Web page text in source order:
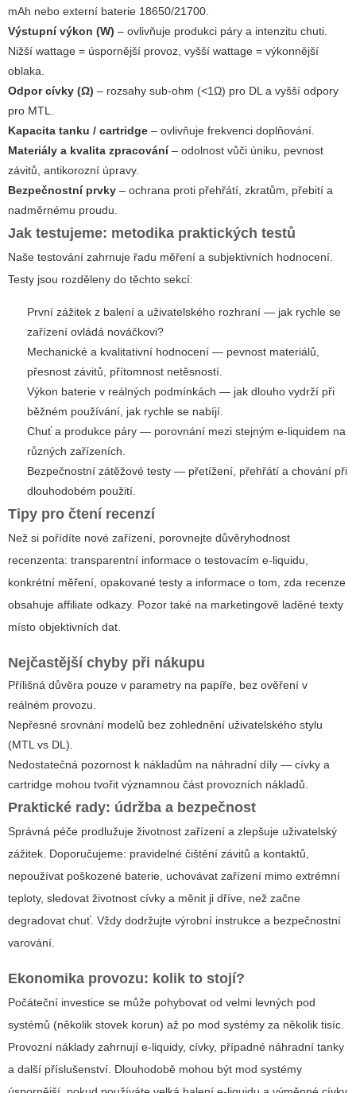
mAh nebo externí baterie 18650/21700.
Výstupní výkon (W) – ovlivňuje produkci páry a intenzitu chuti.
Nižší wattage = úspornější provoz, vyšší wattage = výkonnější
oblaka.
Odpor cívky (Ω) – rozsahy sub-ohm (<1Ω) pro DL a vyšší odpory
pro MTL.
Kapacita tanku / cartridge – ovlivňuje frekvenci doplňování.
Materiály a kvalita zpracování– odolnost vůči úniku, pevnost
závitů, antikorozní úpravy.
Bezpečnostní prvky – ochrana proti přehřátí, zkratům, přebití a
nadměrnému proudu.
Jak testujeme: metodika praktických testů
Naše testování zahrnuje řadu měření a subjektivních hodnocení.
Testy jsou rozděleny do těchto sekcí:
První zážitek z balení a uživatelského rozhraní — jak rychle se
zařízení ovládá nováčkovi?
Mechanické a kvalitativní hodnocení — pevnost materiálů,
přesnost závitů, přítomnost netěsností.
Výkon baterie v reálných podmínkách — jak dlouho vydrží při
běžném používání, jak rychle se nabíjí.
Chuť a produkce páry — porovnání mezi stejným e-liquidem na
různých zařízeních.
Bezpečnostní zátěžové testy — přetížení, přehřátí a chování při
dlouhodobém použití.
Tipy pro čtení recenzí
Než si pořídíte nové zařízení, porovnejte důvěryhodnost
recenzenta: transparentní informace o testovacím e-liquidu,
konkrétní měření, opakované testy a informace o tom, zda recenze
obsahuje affiliate odkazy. Pozor také na marketingově laděné texty
místo objektivních dat.
Nejčastější chyby při nákupu
Přílišná důvěra pouze v parametry na papíře, bez ověření v
reálném provozu.
Nepřesné srovnání modelů bez zohlednění uživatelského stylu
(MTL vs DL).
Nedostatečná pozornost k nákladům na náhradní díly — cívky a
cartridge mohou tvořit významnou část provozních nákladů.
Praktické rady: údržba a bezpečnost
Správná péče prodlužuje životnost zařízení a zlepšuje uživatelský
zážitek. Doporučujeme: pravidelné čištění závitů a kontaktů,
nepoužívat poškozené baterie, uchovávat zařízení mimo extrémní
teploty, sledovat životnost cívky a měnit ji dříve, než začne
degradovat chuť. Vždy dodržujte výrobní instrukce a bezpečnostní
varování.
Ekonomika provozu: kolik to stojí?
Počáteční investice se může pohybovat od velmi levných pod
systémů (několik stovek korun) až po mod systémy za několik tisíc.
Provozní náklady zahrnují e-liquidy, cívky, případné náhradní tanky
a další příslušenství. Dlouhodobě mohou být mod systémy